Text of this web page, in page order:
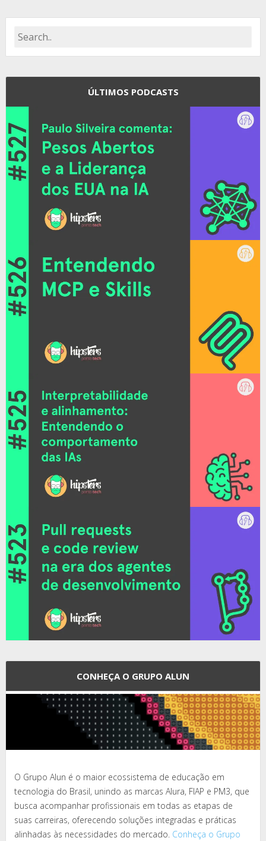
ÚLTIMOS PODCASTS
CONHEÇA O GRUPO ALUN
O Grupo Alun é o maior ecossistema de educação em
tecnologia do Brasil, unindo as marcas Alura, FIAP e PM3, que
busca acompanhar profissionais em todas as etapas de
suas carreiras, oferecendo soluções integradas e práticas
alinhadas às necessidades do mercado. Conheça o Grupo